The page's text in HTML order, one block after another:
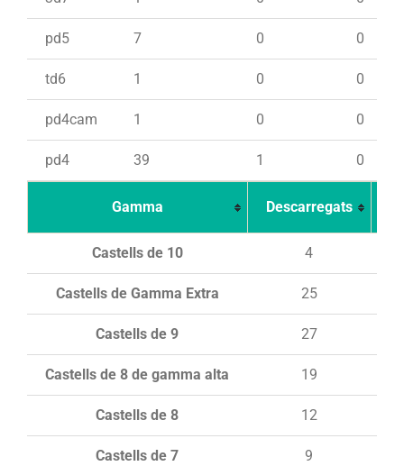
pd5 7 0 0
td6 1 0 0
pd4cam 1 0 0
pd4 39 1 0
Gamma Descarregats
Castells de 10 4
Castells de Gamma Extra 25
Castells de 9 27
Castells de 8 de gamma alta 19
Castells de 8 12
Castells de 7 9